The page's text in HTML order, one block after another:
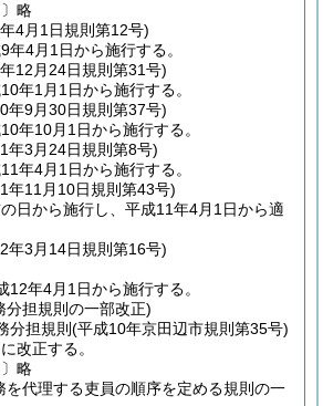
〕略
4月1日規則第12号)
年4月1日から施行する。
12月24日規則第31号)
年1月1日から施行する。
年9月30日規則第37号)
年10月1日から施行する。
年3月24日規則第8号)
年4月1日から施行する。
年11月10日規則第43号)
日から施行し、平成11年4月1日から適
年3月14日規則第16号)
12年4月1日から施行する。
分担規則の一部改正)
分担規則 (平成10年京田辺市規則第35号)
改正する。
〕略
を代理する吏員の順序を定める規則の一